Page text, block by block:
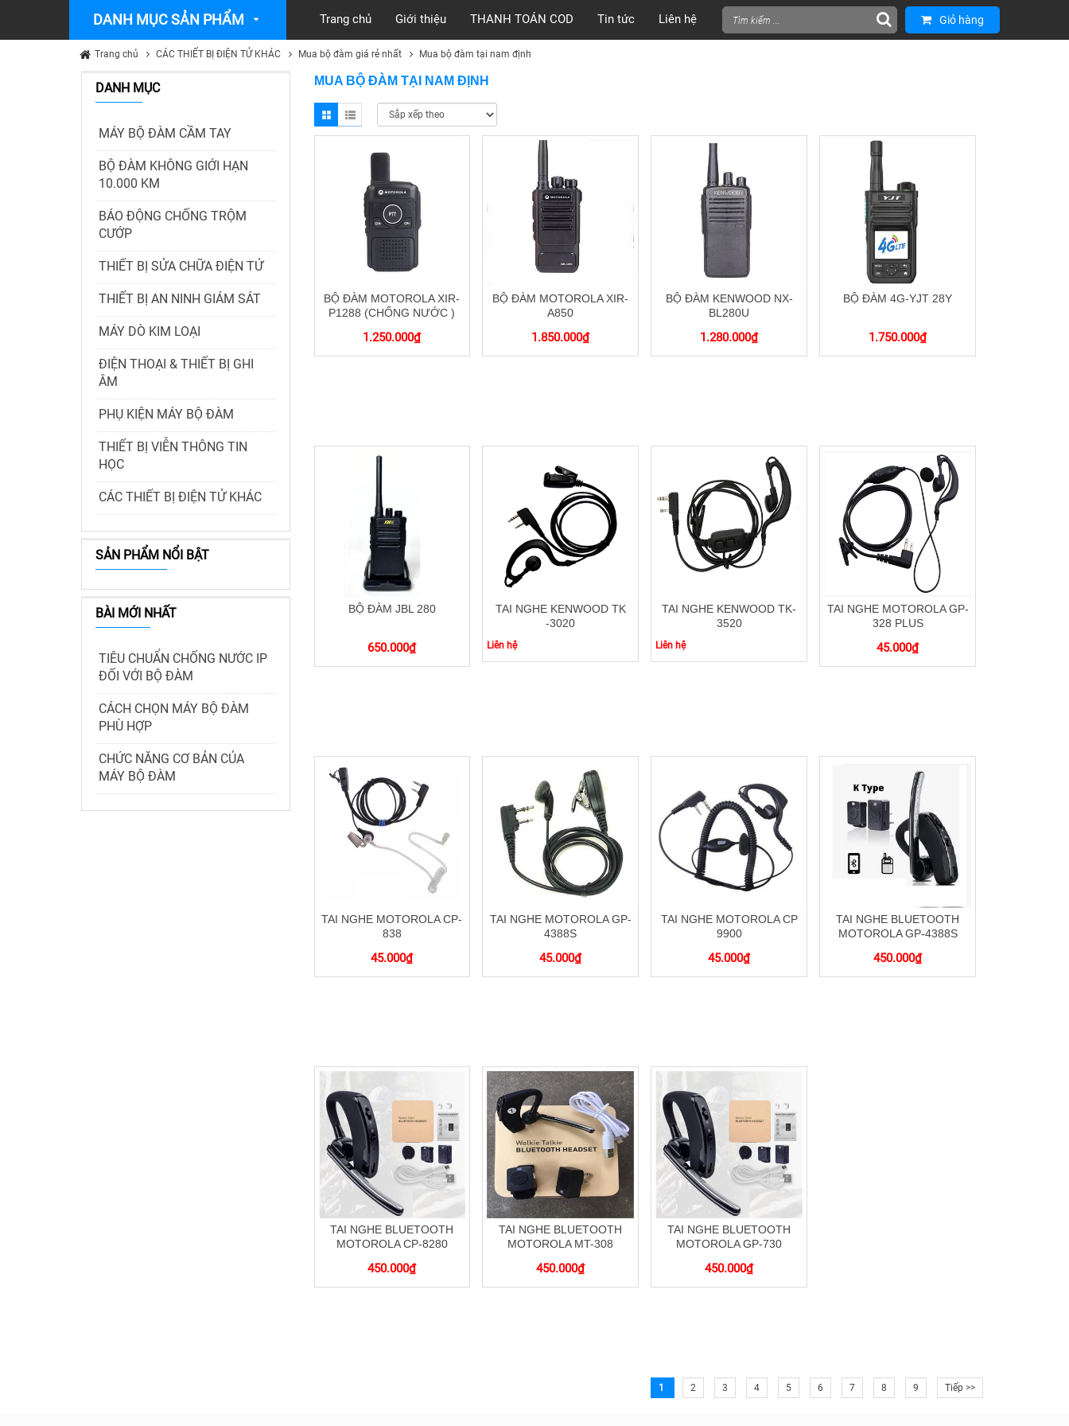
DANH MỤC SẢN PHẨM Trang chủ Giới thiệu THANH TOÁN COD Tin tức Liên hệ Giỏ hàng
Trang chủ CÁC THIẾT BỊ ĐIỆN TỬ KHÁC Mua bộ đàm giá rẻ nhất Mua bộ đàm tại nam định
DANH MỤC
MÁY BỘ ĐÀM CẦM TAY
BỘ ĐÀM KHÔNG GIỚI HẠN
10.000 KM
BÁO ĐỘNG CHỐNG TRỘM
CƯỚP
THIẾT BỊ SỬA CHỮA ĐIỆN TỬ
THIẾT BỊ AN NINH GIÁM SÁT
MÁY DÒ KIM LOẠI
ĐIỆN THOẠI & THIẾT BỊ GHI
ÂM
PHỤ KIỆN MÁY BỘ ĐÀM
THIẾT BỊ VIỄN THÔNG TIN
HỌC
CÁC THIẾT BỊ ĐIỆN TỬ KHÁC
SẢN PHẨM NỔI BẬT
BÀI MỚI NHẤT
TIÊU CHUẨN CHỐNG NƯỚC IP
ĐỐI VỚI BỘ ĐÀM
CÁCH CHỌN MÁY BỘ ĐÀM
PHÙ HỢP
CHỨC NĂNG CƠ BẢN CỦA
MÁY BỘ ĐÀM
MUA BỘ ĐÀM TẠI NAM ĐỊNH
BỘ ĐÀM MOTOROLA XIR-
P1288 (CHỐNG NƯỚC )
1.250.000₫
BỘ ĐÀM MOTOROLA XIR-
A850
1.850.000₫
BỘ ĐÀM KENWOOD NX-
BL280U
1.280.000₫
BỘ ĐÀM 4G-YJT 28Y
1.750.000₫
BỘ ĐÀM JBL 280
650.000₫
TAI NGHE KENWOOD TK
-3020
Liên hệ
TAI NGHE KENWOOD TK-
3520
Liên hệ
TAI NGHE MOTOROLA GP-
328 PLUS
45.000₫
TAI NGHE MOTOROLA CP-
838
45.000₫
TAI NGHE MOTOROLA GP-
4388S
45.000₫
TAI NGHE MOTOROLA CP
9900
45.000₫
TAI NGHE BLUETOOTH
MOTOROLA GP-4388S
450.000₫
TAI NGHE BLUETOOTH
MOTOROLA CP-8280
450.000₫
TAI NGHE BLUETOOTH
MOTOROLA MT-308
450.000₫
TAI NGHE BLUETOOTH
MOTOROLA GP-730
450.000₫
1 2 3 4 5 6 7 8 9 Tiếp >>